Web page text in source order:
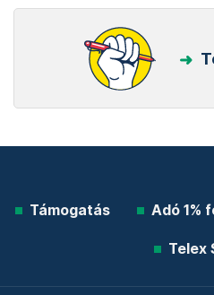
Támogatás Adó 1%
Telex